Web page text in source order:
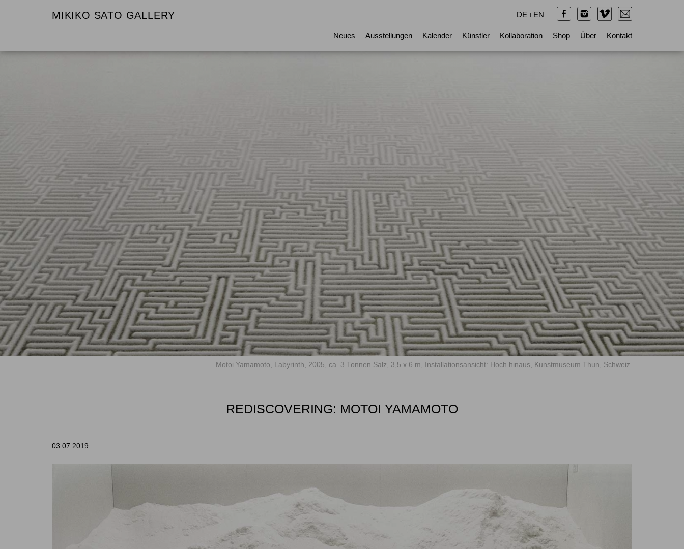
MIKIKO SATO GALLERY
Neues Ausstellungen Kalender Künstler Kollaboration Shop Über Kontakt
DE ı EN
Motoi Yamamoto, Labyrinth, 2005, ca. 3 Tonnen Salz, 3,5 x 6 m, Installationsansicht: Hoch hinaus, Kunstmuseum Thun, Schweiz.
REDISCOVERING: MOTOI YAMAMOTO
03.07.2019